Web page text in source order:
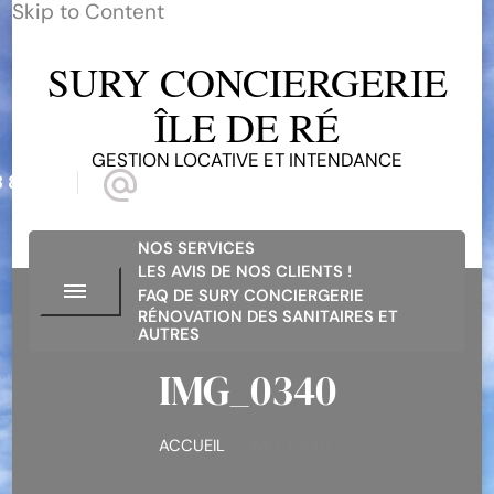
Skip to Content
SURY CONCIERGERIE
ÎLE DE RÉ
GESTION LOCATIVE ET INTENDANCE
68
NOS SERVICES
LES AVIS DE NOS CLIENTS !
FAQ DE SURY CONCIERGERIE
RÉNOVATION DES SANITAIRES ET
AUTRES
IMG_0340
ACCUEIL